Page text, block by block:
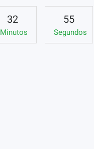
32
Minutos
55
Segundos